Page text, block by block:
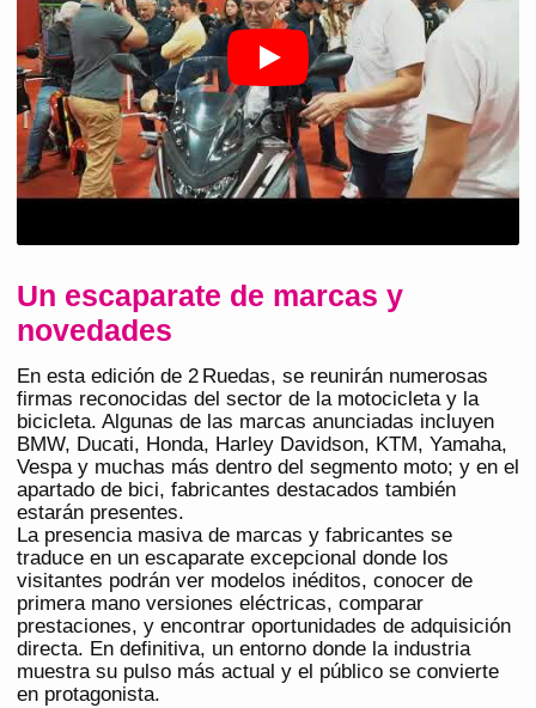
Un escaparate de marcas y
novedades
En esta edición de 2 Ruedas, se reunirán numerosas
firmas reconocidas del sector de la motocicleta y la
bicicleta. Algunas de las marcas anunciadas incluyen
BMW, Ducati, Honda, Harley Davidson, KTM, Yamaha,
Vespa y muchas más dentro del segmento moto; y en el
apartado de bici, fabricantes destacados también
estarán presentes.
La presencia masiva de marcas y fabricantes se
traduce en un escaparate excepcional donde los
visitantes podrán ver modelos inéditos, conocer de
primera mano versiones eléctricas, comparar
prestaciones, y encontrar oportunidades de adquisición
directa. En definitiva, un entorno donde la industria
muestra su pulso más actual y el público se convierte
en protagonista.